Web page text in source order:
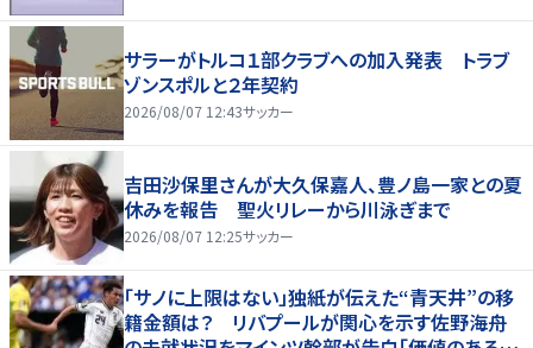
サラーがトルコ１部クラブへの加入発表 トラブ
ゾンスポルと２年契約
2026/08/07 12:43サッカー
吉田沙保里さんが大久保嘉人、豊ノ島一家との夏
休みを報告 聖火リレーから川泳ぎまで
2026/08/07 12:25サッカー
「サノに上限はない」独紙が伝えた“青天井”の移
籍金額は？ リバプールが関心を示す佐野海舟